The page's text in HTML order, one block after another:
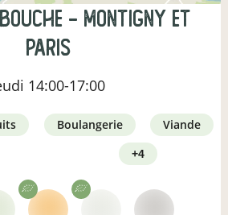
- Montigny et
Paris
14:00-17:00
boulangerie
viande
+4